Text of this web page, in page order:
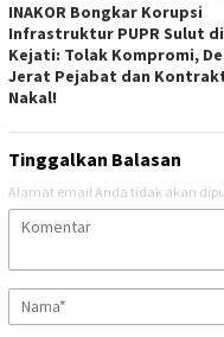
INAKOR Bongkar Korupsi
Infrastruktur PUPR Sulut di
Kejati: Tolak Kompromi,
Jerat Pejabat dan
Nakal!
Tinggalkan Balasan
Alamat email Anda tidak akan